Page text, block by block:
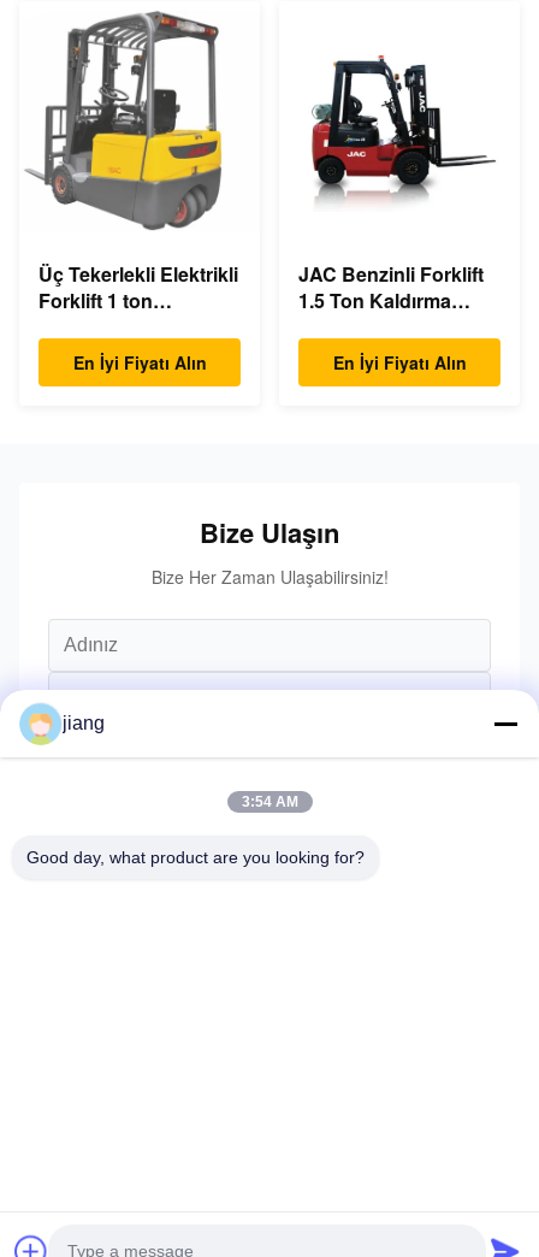
Üç Tekerlekli Elektrikli
Forklift 1 ton
Dönüş Yarıçapı
En İyi Fiyatı Alın
JAC Benzinli Forklift
1.5 Ton Kaldırma
Kaldırma Yüksekliği
En İyi Fiyatı Alın
Bize Ulaşın
Bize Her Zaman Ulaşabilirsiniz!
jiang
3:54 AM
Good day, what product are you looking for?